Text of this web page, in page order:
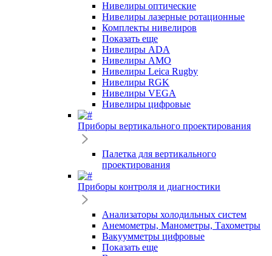
Нивелиры оптические
Нивелиры лазерные ротационные
Комплекты нивелиров
Показать еще
Нивелиры ADA
Нивелиры AMO
Нивелиры Leica Rugby
Нивелиры RGK
Нивелиры VEGA
Нивелиры цифровые
Приборы вертикального проектирования
Палетка для вертикального
проектирования
Приборы контроля и диагностики
Анализаторы холодильных систем
Анемометры, Манометры, Тахометры
Вакуумметры цифровые
Показать еще